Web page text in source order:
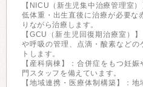
【NICU（新生児集中治療管理室
低体重・出生直後に治療が必要な
りながら治療します。
【GCU（新生児回復期治療室）
や呼吸の管理、点滴・酸素などの
トします。
【産科病棟】：合併症をもつ妊
門スタッフを備えています。
【地域連携・医療体制構築】：